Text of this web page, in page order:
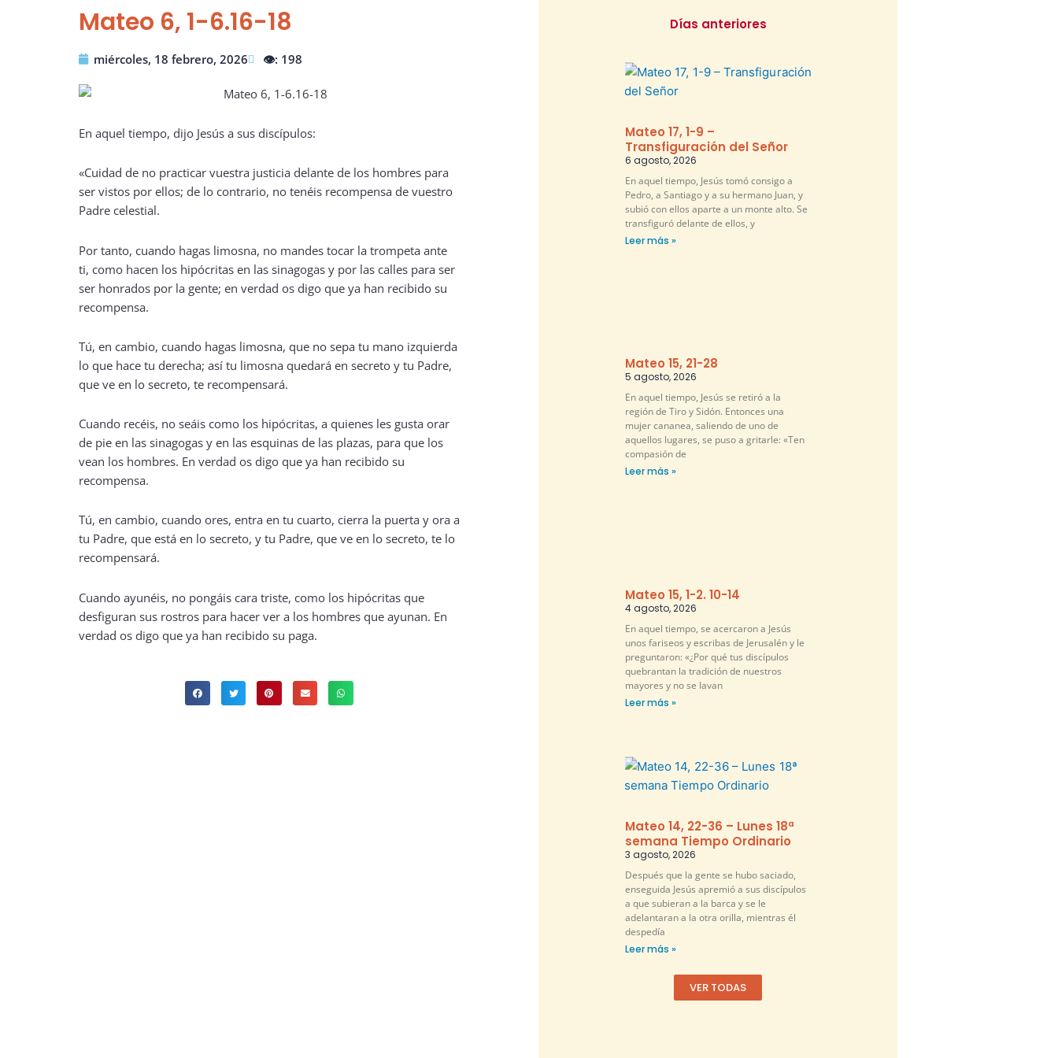
Mateo 6, 1-6.16-18
miércoles, 18 febrero, 2026 👁️: 198
En aquel tiempo, dijo Jesús a sus discípulos:
«Cuidad de no practicar vuestra justicia delante de los hombres para
ser vistos por ellos; de lo contrario, no tenéis recompensa de vuestro
Padre celestial.
Por tanto, cuando hagas limosna, no mandes tocar la trompeta ante
ti, como hacen los hipócritas en las sinagogas y por las calles para ser
ser honrados por la gente; en verdad os digo que ya han recibido su
recompensa.
Tú, en cambio, cuando hagas limosna, que no sepa tu mano izquierda
lo que hace tu derecha; así tu limosna quedará en secreto y tu Padre,
que ve en lo secreto, te recompensará.
Cuando recéis, no seáis como los hipócritas, a quienes les gusta orar
de pie en las sinagogas y en las esquinas de las plazas, para que los
vean los hombres. En verdad os digo que ya han recibido su
recompensa.
Tú, en cambio, cuando ores, entra en tu cuarto, cierra la puerta y ora a
tu Padre, que está en lo secreto, y tu Padre, que ve en lo secreto, te lo
recompensará.
Cuando ayunéis, no pongáis cara triste, como los hipócritas que
desfiguran sus rostros para hacer ver a los hombres que ayunan. En
verdad os digo que ya han recibido su paga.
Días anteriores
Mateo 17, 1-9 –
Transfiguración del Señor
6 agosto, 2026
En aquel tiempo, Jesús tomó consigo a
Pedro, a Santiago y a su hermano Juan, y
subió con ellos aparte a un monte alto. Se
transfiguró delante de ellos, y
Leer más »
Mateo 15, 21-28
5 agosto, 2026
En aquel tiempo, Jesús se retiró a la
región de Tiro y Sidón. Entonces una
mujer cananea, saliendo de uno de
aquellos lugares, se puso a gritarle: «Ten
compasión de
Leer más »
Mateo 15, 1-2. 10-14
4 agosto, 2026
En aquel tiempo, se acercaron a Jesús
unos fariseos y escribas de Jerusalén y le
preguntaron: «¿Por qué tus discípulos
quebrantan la tradición de nuestros
mayores y no se lavan
Leer más »
Mateo 14, 22-36 – Lunes 18ª
semana Tiempo Ordinario
3 agosto, 2026
Después que la gente se hubo saciado,
enseguida Jesús apremió a sus discípulos
a que subieran a la barca y se le
adelantaran a la otra orilla, mientras él
despedía
Leer más »
VER TODAS